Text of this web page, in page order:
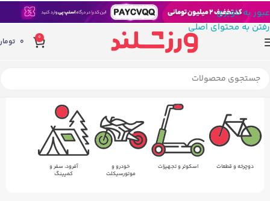
عبور به ناوبری
رفتن به محتوای اصلی
0
0
دوچرخه و قطعات اسکوتر و تجهیزات
خودرو و
موتورسیکلت
آفرود، سفر و
کمپینگ